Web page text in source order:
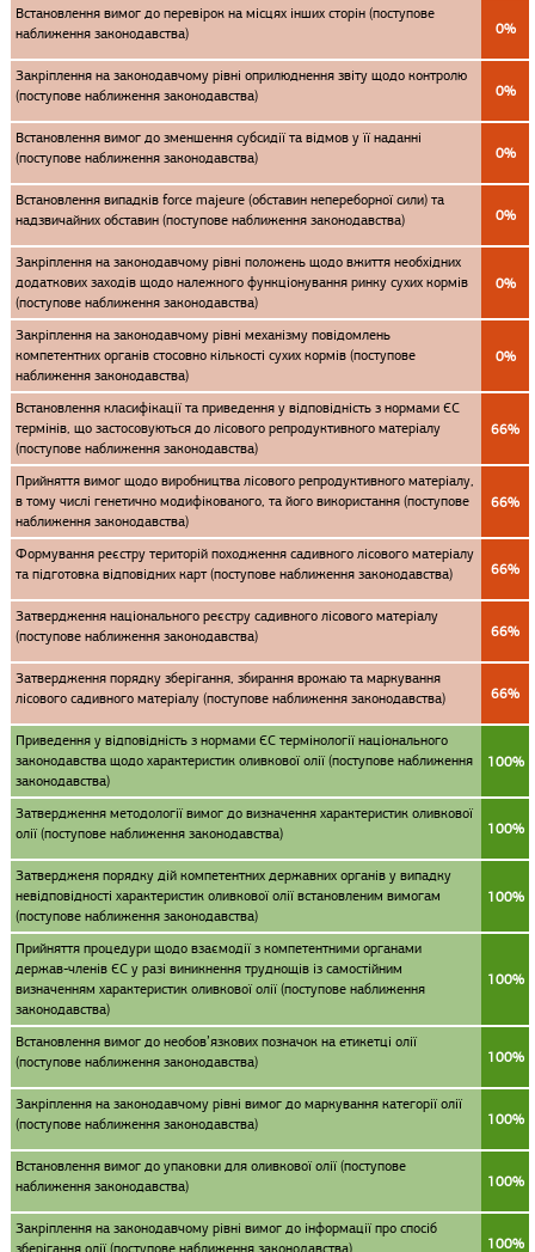
Встановлення вимог до перевірок на місцях інших сторін (поступове
наближення законодавства)
0%
Закріплення на законодавчому рівні оприлюднення звіту щодо контролю
(поступове наближення законодавства)
0%
Встановлення вимог до зменшення субсидії та відмов у її наданні
(поступове наближення законодавства)
0%
Встановлення випадків force majeure (обставин непереборної сили) та
надзвичайних обставин (поступове наближення законодавства)
0%
Закріплення на законодавчому рівні положень щодо вжиття необхідних
додаткових заходів щодо належного функціонування ринку сухих кормів
(поступове наближення законодавства)
0%
Закріплення на законодавчому рівні механізму повідомлень
компетентних органів стосовно кількості сухих кормів (поступове
наближення законодавства)
0%
Встановлення класифікації та приведення у відповідність з нормами ЄС
термінів, що застосовуються до лісового репродуктивного матеріалу
(поступове наближення законодавства)
66%
Прийняття вимог щодо виробництва лісового репродуктивного матеріалу,
в тому числі генетично модифікованого, та його використання (поступове
наближення законодавства)
66%
Формування реєстру територій походження садивного лісового матеріалу
та підготовка відповідних карт (поступове наближення законодавства)
66%
Затвердження національного реєстру садивного лісового матеріалу
(поступове наближення законодавства)
66%
Затвердження порядку зберігання, збирання врожаю та маркування
лісового садивного матеріалу (поступове наближення законодавства)
66%
Приведення у відповідність з нормами ЄС термінології національного
законодавства щодо характеристик оливкової олії (поступове наближення
законодавства)
100%
Затвердження методології вимог до визначення характеристик оливкової
олії (поступове наближення законодавства)
100%
Затвердженя порядку дій компетентних державних органів у випадку
невідповідності характеристик оливкової олії встановленим вимогам
(поступове наближення законодавства)
100%
Прийняття процедури щодо взаємодії з компетентними органами
держав-членів ЄС у разі виникнення труднощів із самостійним
визначенням характеристик оливкової олії (поступове наближення
законодавства)
100%
Встановлення вимог до необов’язкових позначок на етикетці олії
(поступове наближення законодавства)
100%
Закріплення на законодавчому рівні вимог до маркування категорії олії
(поступове наближення законодавства)
100%
Встановлення вимог до упаковки для оливкової олії (поступове
наближення законодавства)
100%
Закріплення на законодавчому рівні вимог до інформації про спосіб
100%